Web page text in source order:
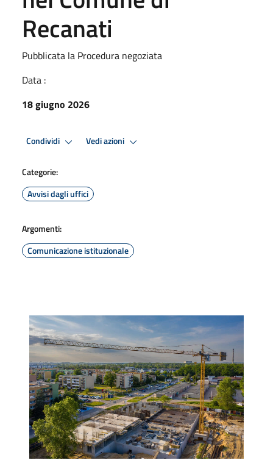
Recanati
Pubblicata la Procedura negoziata
Data :
18 giugno 2026
Condividi Vedi azioni
Categorie:
Avvisi dagli uffici
Argomenti:
Comunicazione istituzionale